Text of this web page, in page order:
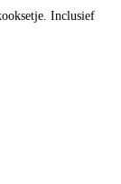
Inclusief